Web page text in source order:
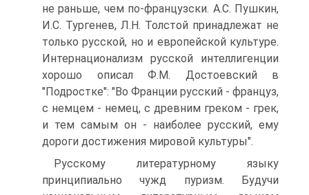
не раньше, чем по-французски. А.С. Пушкин,
И.С. Тургенев, Л.Н. Толстой принадлежат не
только русской, но и европейской культуре.
Интернационализм русской интеллигенции
хорошо описал Ф.М. Достоевский в
"Подростке": "Во Франции русский - француз,
с немцем - немец, с древним греком - грек,
и тем самым он - наиболее русский, ему
дороги достижения мировой культуры".
Русскому литературному языку
принципиально чужд пуризм. Будучи